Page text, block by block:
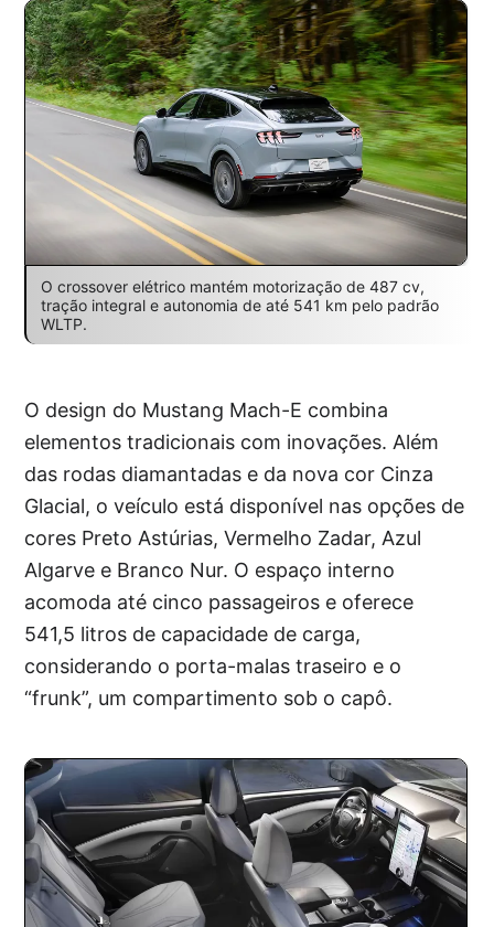
O crossover elétrico mantém motorização de 487 cv,
tração integral e autonomia de até 541 km pelo padrão
WLTP.
O design do Mustang Mach-E combina
elementos tradicionais com inovações. Além
das rodas diamantadas e da nova cor Cinza
Glacial, o veículo está disponível nas opções de
cores Preto Astúrias, Vermelho Zadar, Azul
Algarve e Branco Nur. O espaço interno
acomoda até cinco passageiros e oferece
541,5 litros de capacidade de carga,
considerando o porta-malas traseiro e o
“frunk”, um compartimento sob o capô.